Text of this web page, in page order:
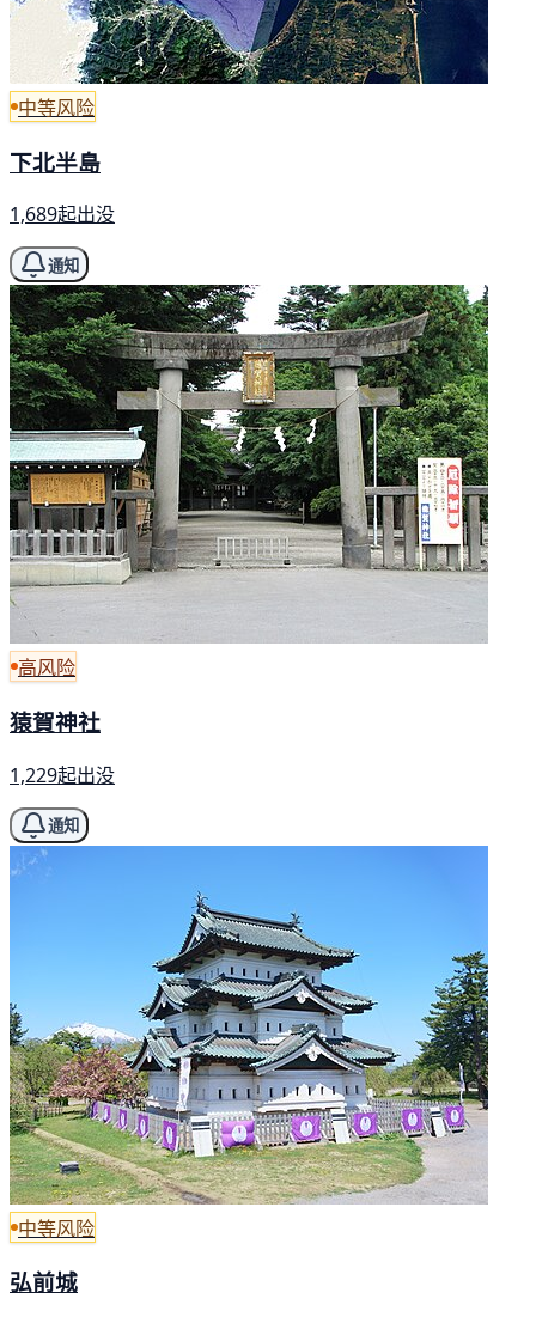
中等风险
下北半島
1,689起出没
通知
高风险
猿賀神社
1,229起出没
通知
中等风险
弘前城